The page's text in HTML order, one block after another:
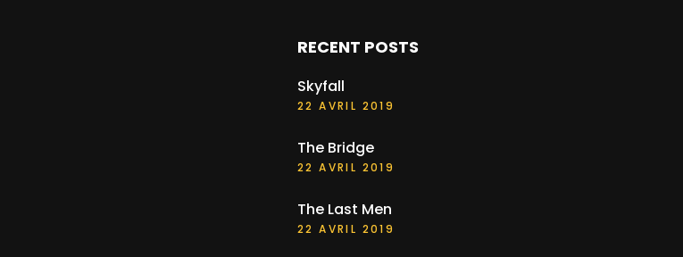
RECENT POSTS
Skyfall
22 AVRIL 2019
The Bridge
22 AVRIL 2019
The Last Men
22 AVRIL 2019